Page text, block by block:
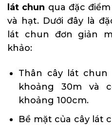
lát chun qua đặc
và hạt. Dưới đây là
lát chun đơn giản
khảo:
Thân cây lát chun
khoảng 30m và
khoảng 100cm.
Bề mặt của cây lát